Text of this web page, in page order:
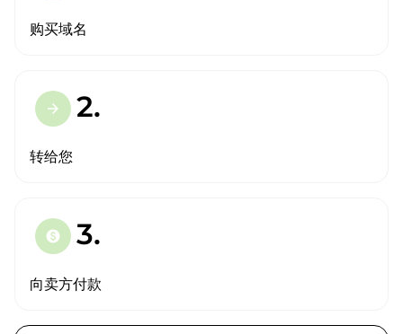
购买域名
arrow_forward 2.
转给您
paid 3.
向卖方付款